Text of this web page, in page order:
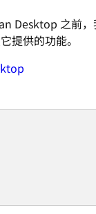
Desktop 之前
提供的功能。